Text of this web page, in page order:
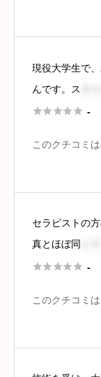
ん。アナウン
現役大学生で
んです。ス
くありません
が、お姉さん
 -
このクチコミ
セラピストの
真とほぼ同
全体としては
ームページの
 -
このクチコミ